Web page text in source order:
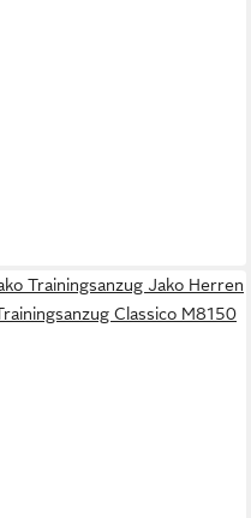
Trainingsanzug Jako Herren
Classico M8150